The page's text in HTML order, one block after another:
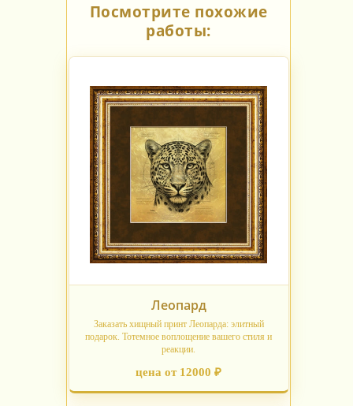
Посмотрите похожие
работы:
Леопард
Заказать хищный принт Леопарда: элитный
подарок. Тотемное воплощение вашего стиля и
реакции.
цена от 12000 ₽